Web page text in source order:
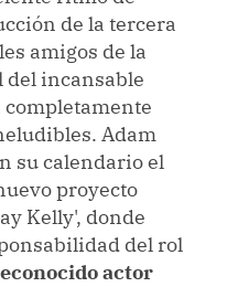
de la tercera
amigos de la
del incansable
Adam
su calendario el
proyecto
Kelly', donde
del rol
actor